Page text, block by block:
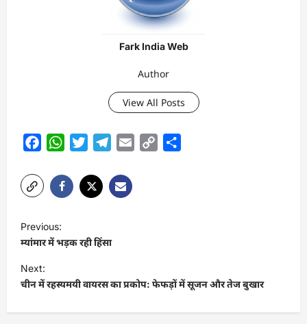
Fark India Web
Author
View All Posts
FacebookWhatsAppTwitterTelegram
Email
Copy
P
o
s
t
Previous:
म्यांमार में भड़क रही हिंसा
Next:
चीन में रहस्यमयी वायरस का प्रकोप: फेफड़ों में सूजन और तेज बुखार